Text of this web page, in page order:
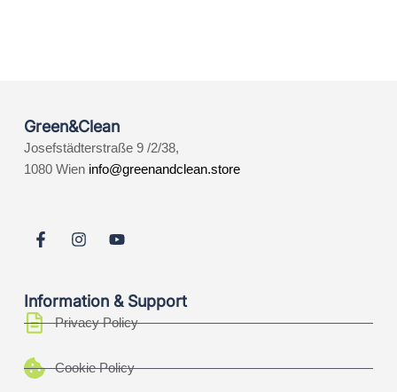
Green&Clean
Josefstädterstraße 9 /2/38,
1080 Wien info@greenandclean.store
Information & Support
Privacy Policy
Cookie Policy